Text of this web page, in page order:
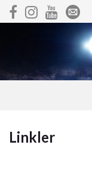
Linkler